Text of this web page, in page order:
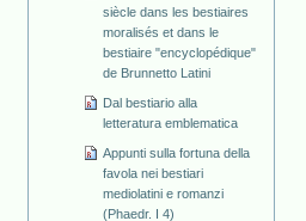
siècle dans les bestiaires
moralisés et dans le
bestiaire "encyclopédique"
de Brunnetto Latini
Dal bestiario alla
letteratura emblematica
Appunti sulla fortuna della
favola nei bestiari
mediolatini e romanzi
(Phaedr. I 4)